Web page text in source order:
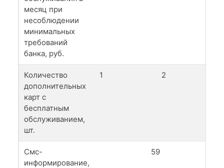
месяц при
несоблюдении
минимальных
требований
банка, руб.
Количество
дополнительных
карт с
бесплатным
обслуживанием,
шт.
1 2
Смс-
информирование,
59